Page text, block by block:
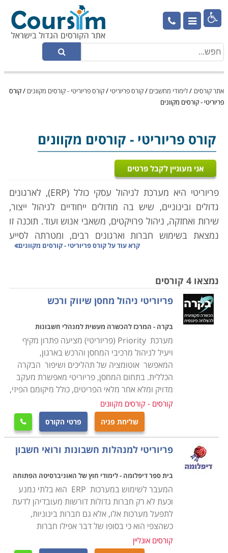

אתר קורסים /לימודי מחשבים /קורס פריוריטי /קורס פריוריטי - קורסים מקוונים /קורס
פריוריטי - קורסים מקוונים
קורס פריוריטי - קורסים מקוונים
אני מעוניין לקבל פרטים
פריוריטי היא מערכת לניהול עסקי כולל (ERP), לארגונים
גדולים ובינוניים, שיש בה מודולים ייחודיים לניהול ייצור,
שירות ואחזקה, ניהול פרויקטים, משאבי אנוש ועוד. תוכנה זו
נמצאת בשימוש חברות וארגונים רבים, ומטרתה לסייע
בניהול ובייעול מחלקות השיווק, מכירות, כספים, רכש, שכר,
כתנאי קבלה לעבודה, לכן קורס פריוריטי הוא מבוקש וחשוב.
קורס פריוריטי מקנה היכרות מעמיקה עם תוכנה זו ומהווה
לעתים יתרון משמעותי בעת התמודדות על משרה בתחומים
שונים. הקורס בנוי בחלקו משיעורים עיוניים וחלקו משיעורים
מעשיים שמטרתם להביא את הלומדים לשליטה מלאה
במערכת ה-ERP. במסגרת לימודי Priority נכללים תכנים
רבים, ביניהם ייבוא וייצוא, מסדי נתונים, תהליכי ניהול של
מלאי וכספים, הפקת דו"חות ומודלים שונים לפי
המחלקות. קורס פריוריטי מתקיים במסגרות המתאימות
לקהל הרחב וכן בכיתות ממוקדות למנהלי חשבונות ולבעלי
מקצוע מתחומים ספציפיים אחרים.
קרא עוד עלקורס פריוריטי - קורסים מקוונים
נמצאו 4 קורסים
פריוריטי ניהול מחסן שיווק ורכש
בקרה - המרכז להכשרה מעשית למנהלי חשבונות
מערכת Priority (פריוריטי) מציעה פתרון מקיף
ויעיל לניהול מרכיבי המחסן והרכש בארגון,
המאפשר אוטומציה של תהליכים ושיפור הבקרה
הכללית. בתחום המחסן, פריוריטי מאפשרת מעקב
מדויק ומלא אחר מלאי הפריטים, כולל מיקומם הפיזי,
קורסים - קורסים מקוונים
שליחת פניה פרטי הקורס 
פריוריטי למנהלות חשבונות ורואי חשבון
בית ספר דיפלומה - לימודי חוץ של האוניברסיטה הפתוחה
המעבר לשימוש במערכות ERP הוא בלתי נמנע
וכעת לא רק חברות גדולות דורשות מעובדיהן לדעת
לתפעל מערכות אלו, אלא גם חברות בינוניות,
כשהצפי הוא כי בסופו של דבר אפילו חברות
קורסים אונליין